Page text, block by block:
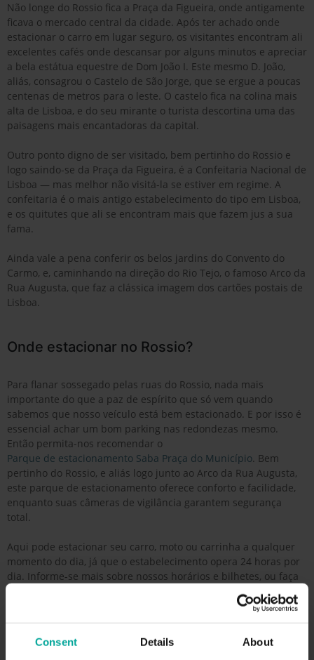
Consent Details About
Não longe do Rossio fica a Praça da Figueira, onde antigamente
ficava o mercado central da cidade. Após ter achado onde
estacionar o carro em lugar seguro, os visitantes encontram ali
excelentes cafés onde descansar por alguns minutos e apreciar
a bela estátua equestre de Dom João I. Este mesmo D. João,
aliás, consagrou o Castelo de São Jorge, que se ergue a poucas
centenas de metros para o leste. O castelo fica na colina mais
alta de Lisboa, e do seu mirante o turista descortina uma das
paisagens mais encantadoras da capital.
Outro ponto digno de ser visitado, bem pertinho do Rossio e
logo saindo-se da Praça da Figueira, é a Confeitaria Nacional de
Lisboa — mas melhor não visitá-la se estiver em regime. A
confeitaria é o mais antigo estabelecimento do tipo em Lisboa,
e os quitutes que ali se encontram mais que fazem jus a sua
fama.
Ainda vale a pena conferir os belos jardins do Convento do
Carmo, e, caminhando na direção do Rio Tejo, o famoso Arco da
Rua Augusta, que faz a clássica imagem dos cartões postais de
Lisboa.
Onde estacionar no Rossio?
Para flanar sossegado pelas ruas do Rossio, nada mais
importante do que a paz de espírito que só vem quando
sabemos que nosso veículo está bem estacionado. E por isso é
essencial achar um bom parking nas redondezas mesmo.
Então permita-nos recomendar o
Parque de estacionamento Saba Praça do Município. Bem
pertinho do Rossio, e aliás logo junto ao Arco da Rua Augusta,
este parque de estacionamento oferece conforto e facilidade,
enquanto suas câmeras de vigilância garantem segurança
total.
Aqui pode estacionar seu carro, moto ou carrinha a qualquer
momento do dia, já que o estabelecimento opera 24 horas por
dia. Informe-se mais sobre nossos horários e bilhetes, ou faça
Ficamos ao seu aguardo no endereço Praça do Município, 1200-
005 Lisboa.